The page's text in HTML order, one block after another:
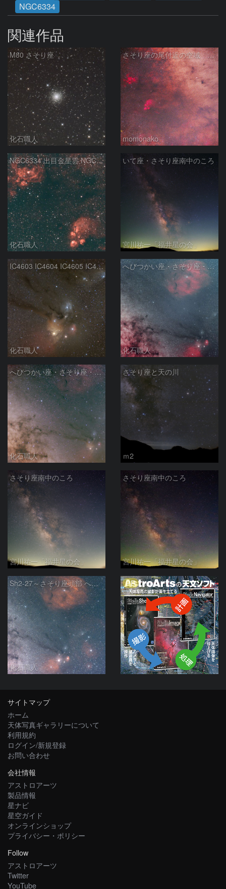
NGC6334
関連作品
M80 さそり座
化石職人
さそり座の尾付近の空域 260718
momonako
NGC6334 出目金星雲 NGC6357 彼岸花星雲 さそり座
化石職人
いて座・さそり座南中のころ
宮川祐一「福井星の会」
IC4603 IC4604 IC4605 IC4606 Sh2-9 IC4592 カラフルタウン 青い馬頭星雲 さそり座
化石職人
へびつかい座・さそり座・いて座と天の川
化石職人
へびつかい座・さそり座・いて座と天の川
化石職人
さそり座と天の川
ｍ2
さそり座南中のころ
宮川祐一「福井星の会」
さそり座南中のころ
宮川祐一「福井星の会」
Sh2-27～さそり座頭部 へびつかい座 さそり座
化石職人
PR
サイトマップ
ホーム
天体写真ギャラリーについて
利用規約
ログイン/新規登録
お問い合わせ
会社情報
アストロアーツ
製品情報
星ナビ
星空ガイド
オンラインショップ
プライバシー・ポリシー
Follow
アストロアーツ
Twitter
YouTube